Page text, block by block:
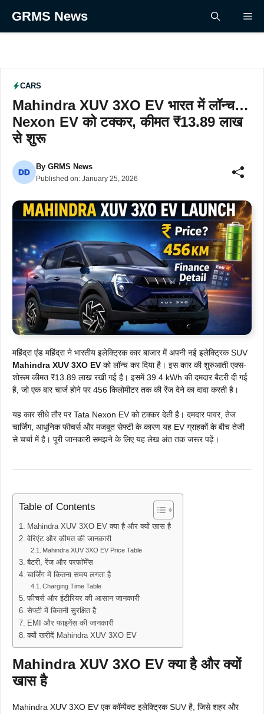
GRMS News
CARS
Mahindra XUV 3XO EV भारत में लॉन्च…
Nexon EV को टक्कर, कीमत ₹13.89 लाख
से शुरू
By GRMS News
Published on: January 25, 2026
महिंद्रा एंड महिंद्रा ने भारतीय इलेक्ट्रिक कार बाजार में अपनी नई इलेक्ट्रिक SUV
Mahindra XUV 3XO EV को लॉन्च कर दिया है। इस कार की शुरुआती एक्स-
शोरूम कीमत ₹13.89 लाख रखी गई है। इसमें 39.4 kWh की दमदार बैटरी दी गई
है, जो एक बार चार्ज होने पर 456 किलोमीटर तक की रेंज देने का दावा करती है।
यह कार सीधे तौर पर Tata Nexon EV को टक्कर देती है। दमदार पावर, तेज
चार्जिंग, आधुनिक फीचर्स और मजबूत सेफ्टी के कारण यह EV ग्राहकों के बीच तेजी
से चर्चा में है। पूरी जानकारी समझने के लिए यह लेख अंत तक जरूर पढ़ें।
Table of Contents
Mahindra XUV 3XO EV क्या है और क्यों खास है
वेरिएंट और कीमत की जानकारी
Mahindra XUV 3XO EV Price Table
बैटरी, रेंज और परफॉर्मेंस
चार्जिंग में कितना समय लगता है
Charging Time Table
फीचर्स और इंटीरियर की आसान जानकारी
सेफ्टी में कितनी सुरक्षित है
EMI और फाइनेंस की जानकारी
क्यों खरीदें Mahindra XUV 3XO EV
Mahindra XUV 3XO EV क्या है और क्यों
खास है
Mahindra XUV 3XO EV एक कॉम्पैक्ट इलेक्ट्रिक SUV है, जिसे शहर और